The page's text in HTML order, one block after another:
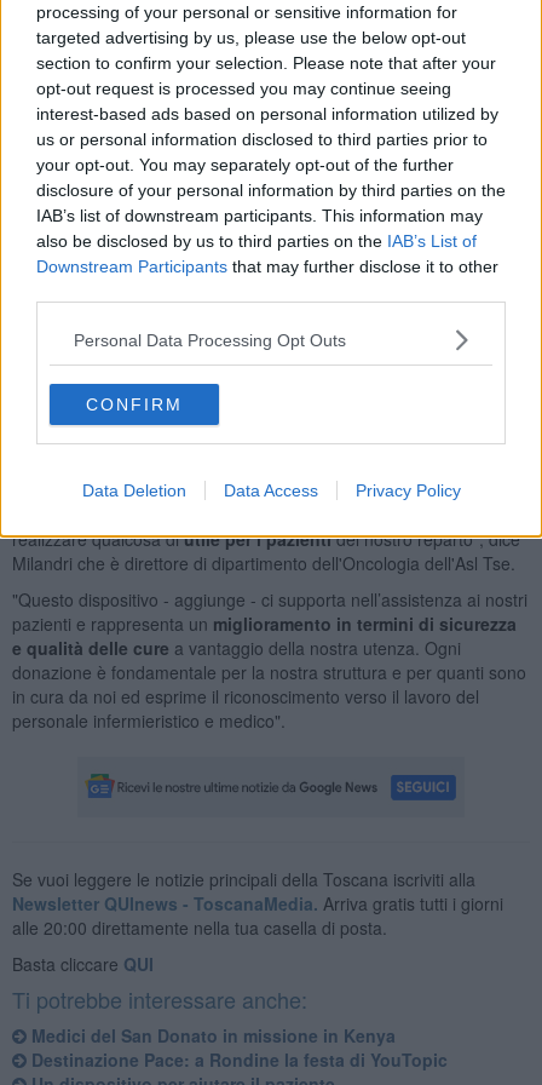
processing of your personal or sensitive information for
targeted advertising by us, please use the below opt-out
section to confirm your selection. Please note that after your
opt-out request is processed you may continue seeing
interest-based ads based on personal information utilized by
us or personal information disclosed to third parties prior to
your opt-out. You may separately opt-out of the further
disclosure of your personal information by third parties on the
IAB’s list of downstream participants. This information may
also be disclosed by us to third parties on the IAB’s List of
Downstream Participants that may further disclose it to other
Personal Data Processing Opt Outs
CONFIRM
Data Deletion Data Access Privacy Policy
strumentale dell’Uoc di Oncologia Medica. A donarlo sono stati
Maria Caneschi,Francesco CaneschieDiego Fortini, i nipoti di
Elisabetta Fortini, per diversi anni paziente del reparto e
scomparsa alcuni mesi fa.
La strumentazione è stata installata all’interno dell’ ambulatorio
prelievi, al piano terra della palazzina che ospita la struttura di
Oncologia. Supporterà il personale infermieristico e medico durante
l’assistenza ai pazienti che si sottopongono a terapia.
"La strumentazione ci permette dimonitorare i parametri vitalidei
nostri pazienti durante la somministrazione di infusioni e terapie nel
Paola Belardi
infermieristica dell’Oncologia medica –. Il monitor è in grado di
rilevare in tempo reale, e nello stesso istante, i dati relativi a
pressione arteriosa, saturazione e frequenza cardiaca in modo da
"Ringrazio i nipoti della signora Elisabetta Fortini che hanno
realizzare qualcosa diutile per i pazientidel nostro reparto", dice
Milandri che è direttore di dipartimento dell'Oncologia dell'Asl Tse.
"Questo dispositivo - aggiunge - ci supporta nell’assistenza ai nostri
pazienti e rappresenta un miglioramento in termini di sicurezza
e qualità delle cure a vantaggio della nostra utenza. Ogni
donazione è fondamentale per la nostra struttura e per quanti sono
in cura da noi ed esprime il riconoscimento verso il lavoro del
personale infermieristico e medico".
Se vuoi leggere le notizie principali della Toscana iscriviti alla
Newsletter QUInews - ToscanaMedia. Arriva gratis tutti i giorni
alle 20:00 direttamente nella tua casella di posta.
Basta cliccare QUI
Ti potrebbe interessare anche:
Medici del San Donato in missione in Kenya
Destinazione Pace: a Rondine la festa di YouTopic